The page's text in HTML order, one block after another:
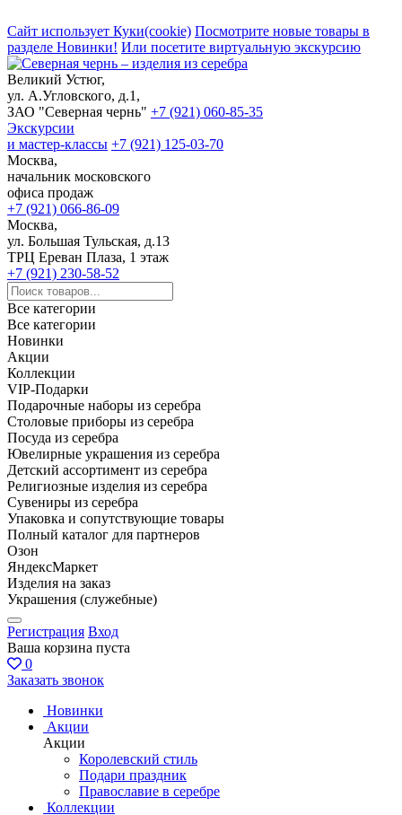
Сайт использует Куки(cookie) Посмотрите новые товары в
разделе Новинки! Или посетите виртуальную экскурсию
Великий Устюг,
ул. А.Угловского, д.1,
ЗАО "Северная чернь" +7 (921) 060-85-35
Экскурсии
и мастер-классы +7 (921) 125-03-70
Москва,
начальник московского
офиса продаж
+7 (921) 066-86-09
Москва,
ул. Большая Тульская, д.13
ТРЦ Ереван Плаза, 1 этаж
+7 (921) 230-58-52
Все категории
Все категории
Новинки
Акции
Коллекции
VIP-Подарки
Подарочные наборы из серебра
Столовые приборы из серебра
Посуда из серебра
Ювелирные украшения из серебра
Детский ассортимент из серебра
Религиозные изделия из серебра
Сувениры из серебра
Упаковка и сопутствующие товары
Полный каталог для партнеров
Озон
ЯндексМаркет
Изделия на заказ
Украшения (служебные)
Регистрация Вход
Ваша корзина пуста
0
Заказать звонок
Новинки
Акции
Акции
Королевский стиль
Подари праздник
Православие в серебре
Коллекции